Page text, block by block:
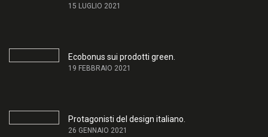
15 LUGLIO 2021
Ecobonus sui prodotti green.
19 FEBBRAIO 2021
Protagonisti del design italiano.
26 GENNAIO 2021